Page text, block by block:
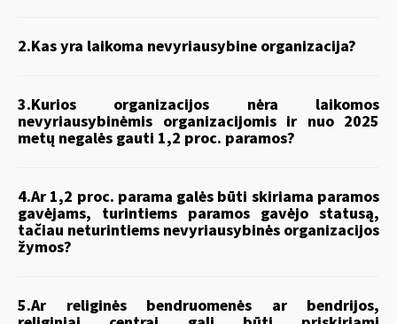
2.Kas yra laikoma nevyriausybine organizacija?
3.Kurios organizacijos nėra laikomos
nevyriausybinėmis organizacijomis ir nuo 2025
metų negalės gauti 1,2 proc. paramos?
4.Ar 1,2 proc. parama galės būti skiriama paramos
gavėjams, turintiems paramos gavėjo statusą,
tačiau neturintiems nevyriausybinės organizacijos
žymos?
5.Ar religinės bendruomenės ar bendrijos,